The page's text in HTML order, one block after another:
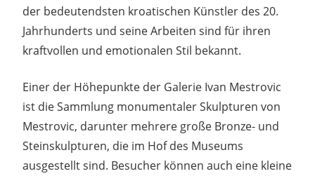
der bedeutendsten kroatischen Künstler des 20.
Jahrhunderts und seine Arbeiten sind für ihren
kraftvollen und emotionalen Stil bekannt.
Einer der Höhepunkte der Galerie Ivan Mestrovic
ist die Sammlung monumentaler Skulpturen von
Mestrovic, darunter mehrere große Bronze- und
Steinskulpturen, die im Hof des Museums
ausgestellt sind. Besucher können auch eine kleine